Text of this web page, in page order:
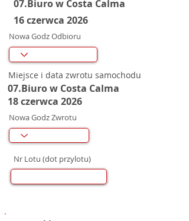
07.Biuro w Costa Calma
16 czerwca 2026
Nowa Godz Odbioru
Miejsce i data zwrotu samochodu
07.Biuro w Costa Calma
18 czerwca 2026
Nowa Godz Zwrotu
Nr Lotu (dot przylotu)